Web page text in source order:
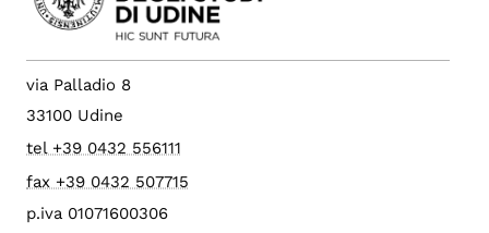
via Palladio 8
33100 Udine
tel +39 0432 556111
fax +39 0432 507715
p.iva 01071600306